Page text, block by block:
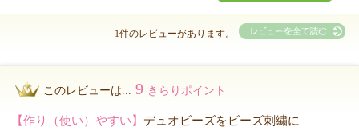
1件のレビューがあります。
このレビューは... 9 きらりポイント
【作り（使い）やすい】 デュオビーズをビーズ刺繍に